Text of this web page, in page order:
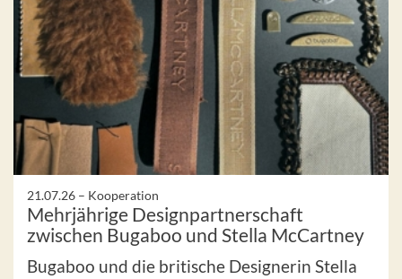
21.07.26 – Kooperation
Mehrjährige Designpartnerschaft
zwischen Bugaboo und Stella McCartney
Bugaboo und die britische Designerin Stella